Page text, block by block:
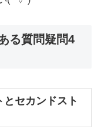
る質問疑問4
セカンドスト